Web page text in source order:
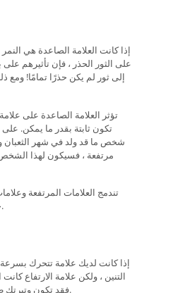
إذا كانت العلامة الصاعدة هي
على الثور الحذر ، فإن تأثيرهم
إلى ثور لم يكن حذرًا تمامًا! ومع
تؤثر العلامة الصاعدة على
تكون ثابتة بقدر ما يمكن. على
شخص ما قد ولد في شهر الثعبان
مرتفعة ، فسيكون لهذا
تندمج العلامات المرتفعة
خصائص كلتا العلامتين.
إذا كانت لديك علامة تتحرك
التنين ، ولكن علامة الارتفاع
فقد تكون وتيرتك طبيعية عند دمج الاثنين.